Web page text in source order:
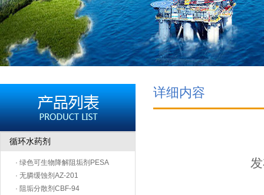
循环水药剂
· 绿色可生物降解阻垢剂PESA
· 无膦缓蚀剂AZ-201
· 阻垢分散剂CBF-94
详细内容